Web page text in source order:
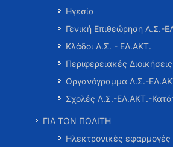
Ηγεσία
Γενική Επιθεώρηση Λ.Σ.-
Κλάδοι Λ.Σ. - ΕΛ.ΑΚΤ.
Περιφερειακές
Οργανόγραμμα Λ.Σ.-
Σχολές Λ.Σ.-ΕΛ.ΑΚΤ.-
ΓΙΑ ΤΟΝ ΠΟΛΙΤΗ
Ηλεκτρονικές εφαρμογές